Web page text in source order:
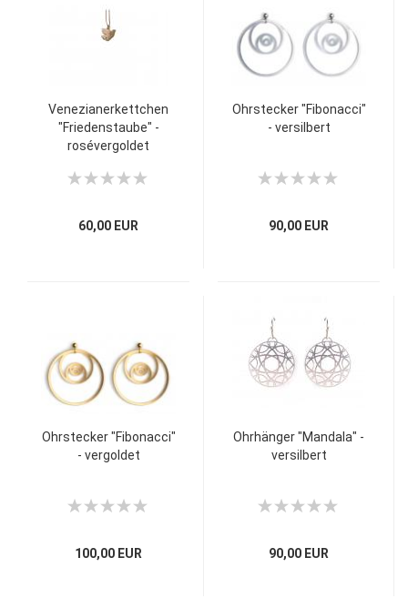
Venezianerkettchen
"Friedenstaube" -
rosévergoldet
60,00 EUR
Ohrstecker "Fibonacci"
- versilbert
90,00 EUR
Ohrstecker "Fibonacci"
- vergoldet
100,00 EUR
Ohrhänger "Mandala" -
versilbert
90,00 EUR